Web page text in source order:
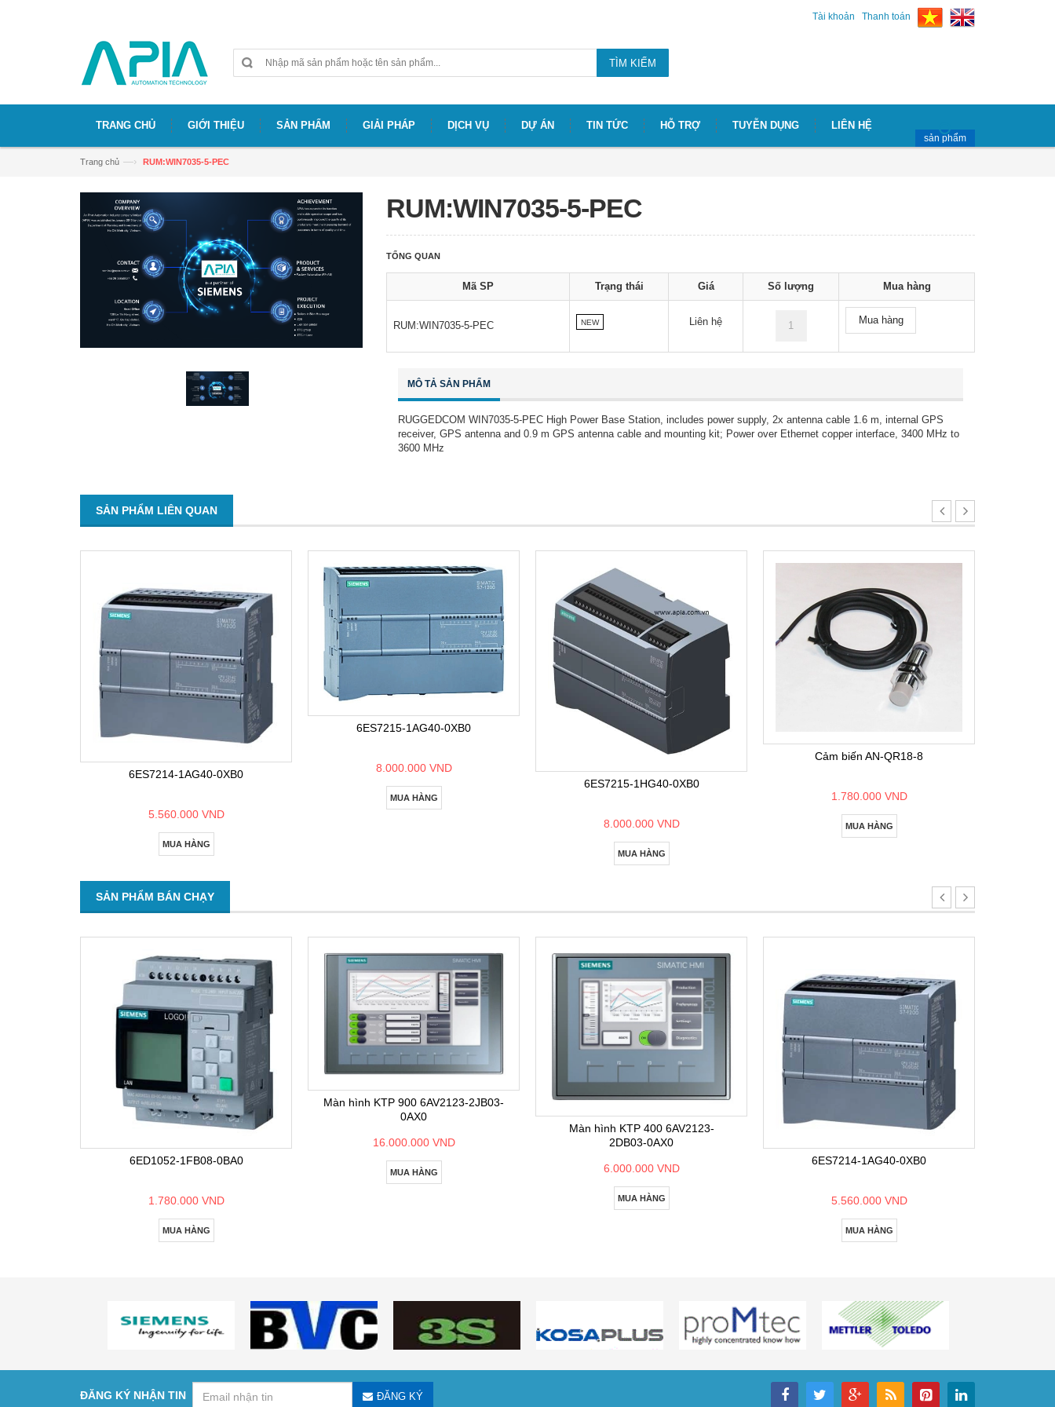
Tài khoản Thanh toán
TÌM KIẾM
TRANG CHỦ GIỚI THIỆU SẢN PHẨM GIẢI PHÁP DỊCH VỤ DỰ ÁN TIN TỨC HỖ TRỢ TUYỄN DỤNG LIÊN HỆ
sản phẩm
Trang chủ —› RUM:WIN7035-5-PEC
RUM:WIN7035-5-PEC
TỔNG QUAN
Mã SP Trạng thái Giá Số lượng Mua hàng
RUM:WIN7035-5-PEC NEW Liên hệ Mua hàng
MÔ TẢ SẢN PHẨM
RUGGEDCOM WIN7035-5-PEC High Power Base Station, includes power supply, 2x antenna cable 1.6 m, internal GPS
receiver, GPS antenna and 0.9 m GPS antenna cable and mounting kit; Power over Ethernet copper interface, 3400 MHz to
3600 MHz
SẢN PHẨM LIÊN QUAN
6ES7214-1AG40-0XB0
5.560.000 VND
MUA HÀNG
6ES7215-1AG40-0XB0
8.000.000 VND
MUA HÀNG
6ES7215-1HG40-0XB0
8.000.000 VND
MUA HÀNG
Cảm biến AN-QR18-8
1.780.000 VND
MUA HÀNG
SẢN PHẨM BÁN CHẠY
6ED1052-1FB08-0BA0
1.780.000 VND
MUA HÀNG
Màn hình KTP 900 6AV2123-2JB03-
0AX0
16.000.000 VND
MUA HÀNG
Màn hình KTP 400 6AV2123-
2DB03-0AX0
6.000.000 VND
MUA HÀNG
6ES7214-1AG40-0XB0
5.560.000 VND
MUA HÀNG
ĐĂNG KÝ NHẬN TIN ĐĂNG KÝ